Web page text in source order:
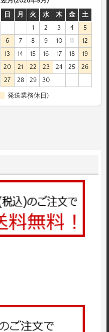
日
月 火 水 木 金
土
1
2 3 4
5
6
7 8 9 10 11
12
13
14 15 16 17 18
19
20
21 22 23 24 25
26
27
28 29 30
発送業務休日)